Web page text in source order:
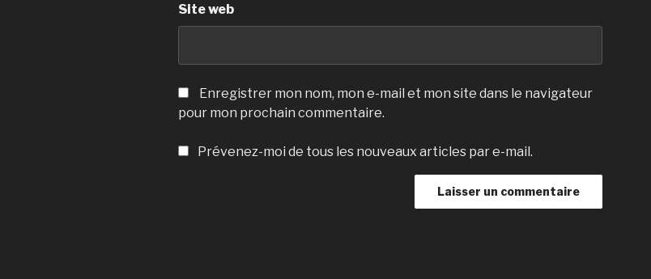
Site web
Enregistrer mon nom, mon e-mail et mon site dans le navigateur
pour mon prochain commentaire.
Prévenez-moi de tous les nouveaux articles par e-mail.